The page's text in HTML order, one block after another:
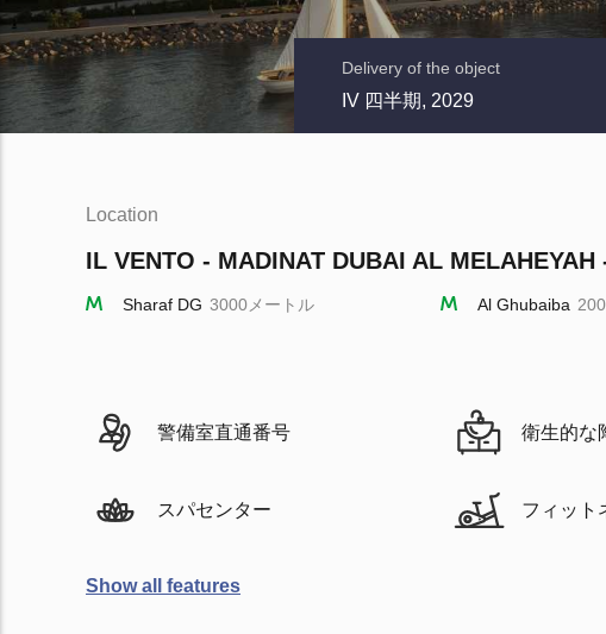
Delivery of the object
IV 四半期, 2029
Location
IL VENTO - MADINAT DUBAI AL MELAHEYAH
Sharaf DG 3000メートル Al Ghubaiba
警備室直通番号 衛生的な
スパセンター フィット
Show all features